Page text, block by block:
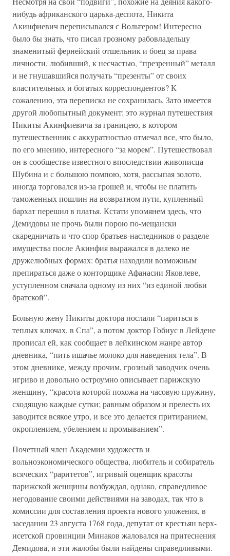
нибудь африканского царька-деспота, Никита
Акинфиевич переписывался с Вольтером! Интересно
было бы знать, что писал грозному рабовладельцу
знаменитый фернейский отшельник и боец за права
личности, любивший, к несчастью, “презренный” металл
и не гнушавшийся получать “презенты” от своих
властительных и богатых корреспондентов? К
сожалению, эта переписка не сохранилась. Зато имеется
другой любопытный документ: это журнал путешествия
Никиты Акинфиевича за границею, в котором
путешественник с аккуратностью отмечал все, что было,
по его мнению, интересного “за морем”. Путешествовал
он в сообществе известного впоследствии живописца
Шубина и с большою помпою, хотя, рассыпая золото,
иногда торговался из-за грошей и, чтобы не платить
таможенных пошлин на возвратном пути, купленный
бархат перешил в платья. Кстати упомянем здесь, что
Демидовы не прочь были порою по-мещански
скаредничать и что спор братьев-наследников о разделе
имущества после Акинфия выражался в далеко не
дружелюбных формах: братья находили возможным
препираться даже о конторщике Афанасии Яковлеве,
уступленном сначала одному из них “из единой любви
братской”.
Больную жену Никиты доктора послали “париться в
теплых ключах, в Спа”, а потом доктор Гобиус в Лейдене
прописал ей, как сообщает в лейкинском жанре автор
дневника, “пить ишачье молоко для наведения тела”. В
этом дневнике, между прочим, грозный заводчик очень
игриво и довольно остроумно описывает парижскую
женщину, “красота которой похожа на часовую пружину,
сходящую каждые сутки; равным образом и прелесть их
заводится всякое утро, и все это делается притиранием,
окроплением, убелением и промыванием”.
Почетный член Академии художеств и
вольноэкономического общества, любитель и собиратель
всяческих “раритетов”, игривый оценщик красоты
парижской женщины возбуждал, однако, справедливое
негодование своими действиями на заводах, так что в
комиссии для составления проекта нового уложения, в
заседании 23 августа 1768 года, депутат от крестьян верх-
исетской провинции Минаков жаловался на притеснения
Демидова, и эти жалобы были найдены справедливыми.